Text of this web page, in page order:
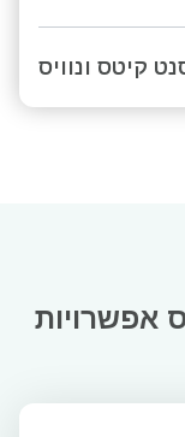
קיטס ונוויס
אפשרויות